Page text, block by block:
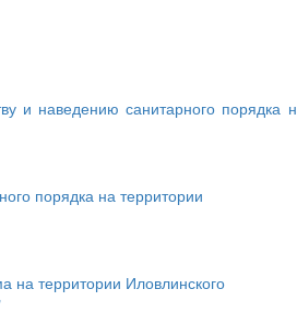
и наведению санитарного порядка
порядка на территории
на территории Иловлинского